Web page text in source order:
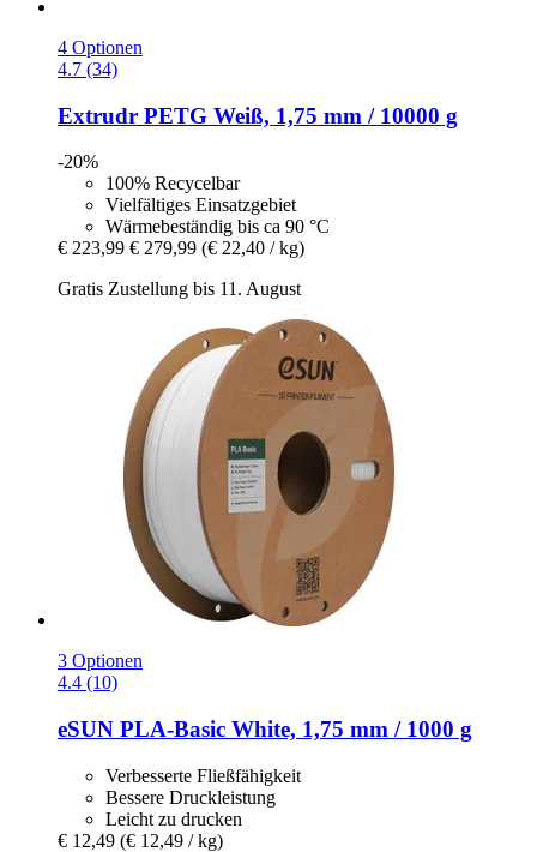
4 Optionen
4.7 (34)
Extrudr PETG Weiß, 1,75 mm / 10000 g
-20%
100% Recycelbar
Vielfältiges Einsatzgebiet
Wärmebeständig bis ca 90 °C
€ 223,99 € 279,99 (€ 22,40 / kg)
Gratis Zustellung bis 11. August
3 Optionen
4.4 (10)
eSUN PLA-​Basic White, 1,75 mm / 1000 g
Verbesserte Fließfähigkeit
Bessere Druckleistung
Leicht zu drucken
€ 12,49 (€ 12,49 / kg)